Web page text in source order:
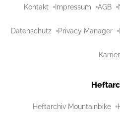
Kontakt Impressum AGB
Datenschutz Privacy Manager
Heftarchiv Mountainbike